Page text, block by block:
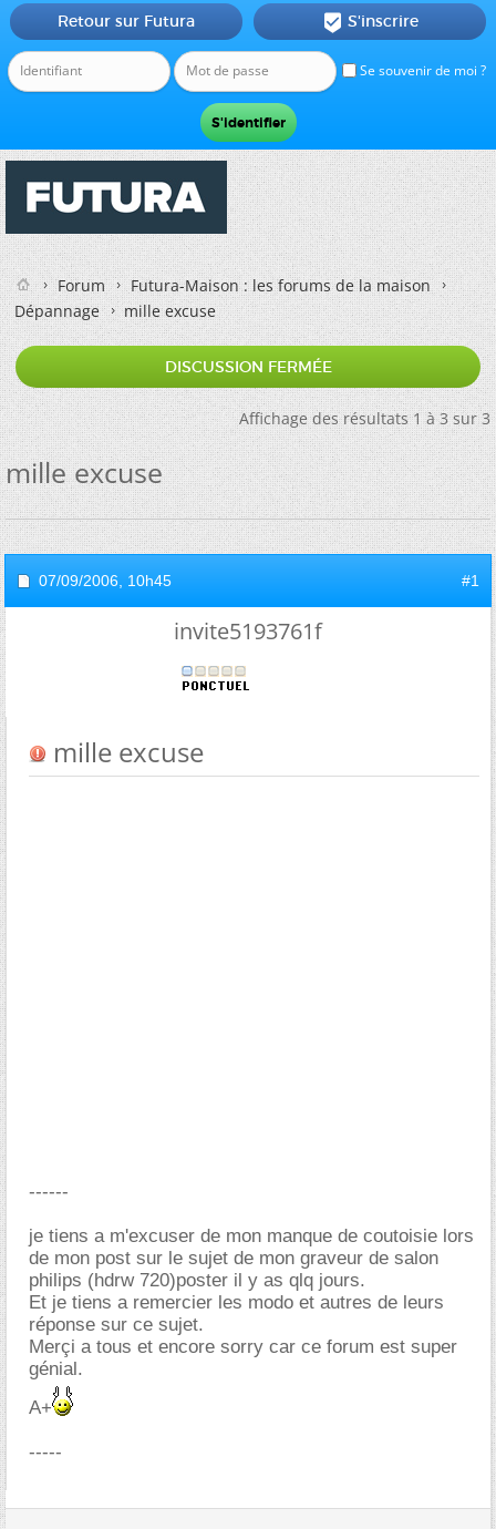
Se souvenir de moi ?
Retour sur Futura  S'inscrire
Forum
Futura-Maison : les forums de la maison
Dépannage
mille excuse
DISCUSSION FERMÉE
Affichage des résultats 1 à 3 sur 3
mille excuse
07/09/2006, 10h45 #1
invite5193761f
mille excuse
------
je tiens a m'excuser de mon manque de coutoisie lors
de mon post sur le sujet de mon graveur de salon
philips (hdrw 720)poster il y as qlq jours.
Et je tiens a remercier les modo et autres de leurs
réponse sur ce sujet.
Merçi a tous et encore sorry car ce forum est super
génial.
A+
-----